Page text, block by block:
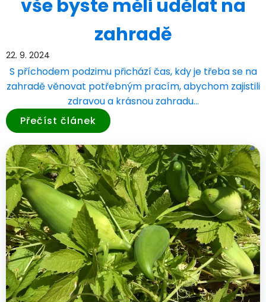
vše byste měli udělat na
zahradě
22. 9. 2024
S příchodem podzimu přichází čas, kdy je třeba se na
zahradě věnovat potřebným pracím, abychom zajistili
zdravou a krásnou zahradu…
Přečíst článek